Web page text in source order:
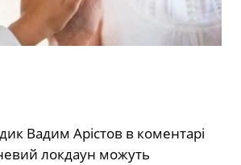
Вадим Арістов в коментарі
локдаун можуть